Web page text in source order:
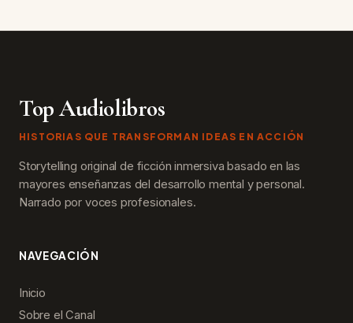
Top Audiolibros
HISTORIAS QUE TRANSFORMAN IDEAS EN ACCIÓN
Storytelling original de ficción inmersiva basado en las
mayores enseñanzas del desarrollo mental y personal.
Narrado por voces profesionales.
NAVEGACIÓN
Inicio
Sobre el Canal